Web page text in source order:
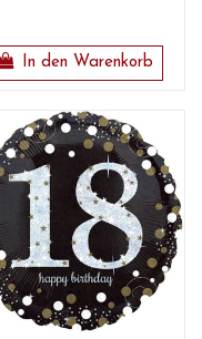
In den Warenkorb